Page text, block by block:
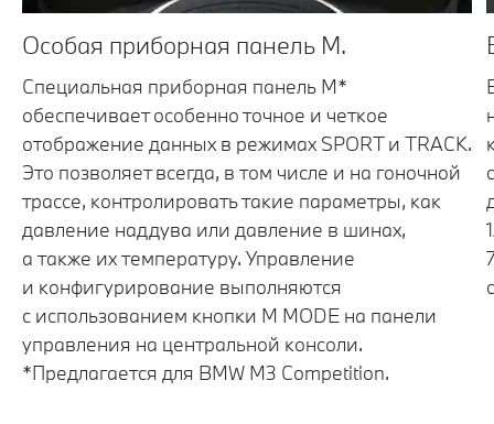
Особая приборная панель M.
Специальная приборная панель М*
обеспечивает особенно точное и четкое
отображение данных в режимах SPORT и TRACK.
Это позволяет всегда, в том числе и на гоночной
трассе, контролировать такие параметры, как
давление наддува или давление в шинах,
а также их температуру. Управление
и конфигурирование выполняются
с использованием кнопки M MODE на панели
управления на центральной консоли.
*Предлагается для BMW M3 Competition.